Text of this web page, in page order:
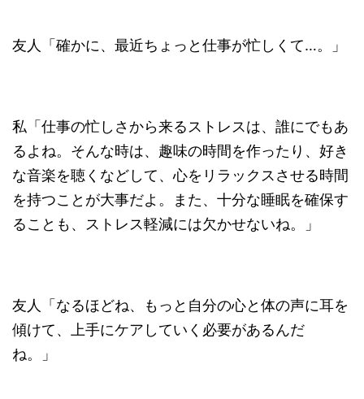
友人「確かに、最近ちょっと仕事が忙しくて…。」
私「仕事の忙しさから来るストレスは、誰にでもあ
るよね。そんな時は、趣味の時間を作ったり、好き
な音楽を聴くなどして、心をリラックスさせる時間
を持つことが大事だよ。また、十分な睡眠を確保す
ることも、ストレス軽減には欠かせないね。」
友人「なるほどね、もっと自分の心と体の声に耳を
傾けて、上手にケアしていく必要があるんだ
ね。」